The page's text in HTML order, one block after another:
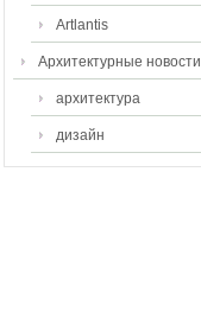
Artlantis
Архитектурные новости
архитектура
дизайн